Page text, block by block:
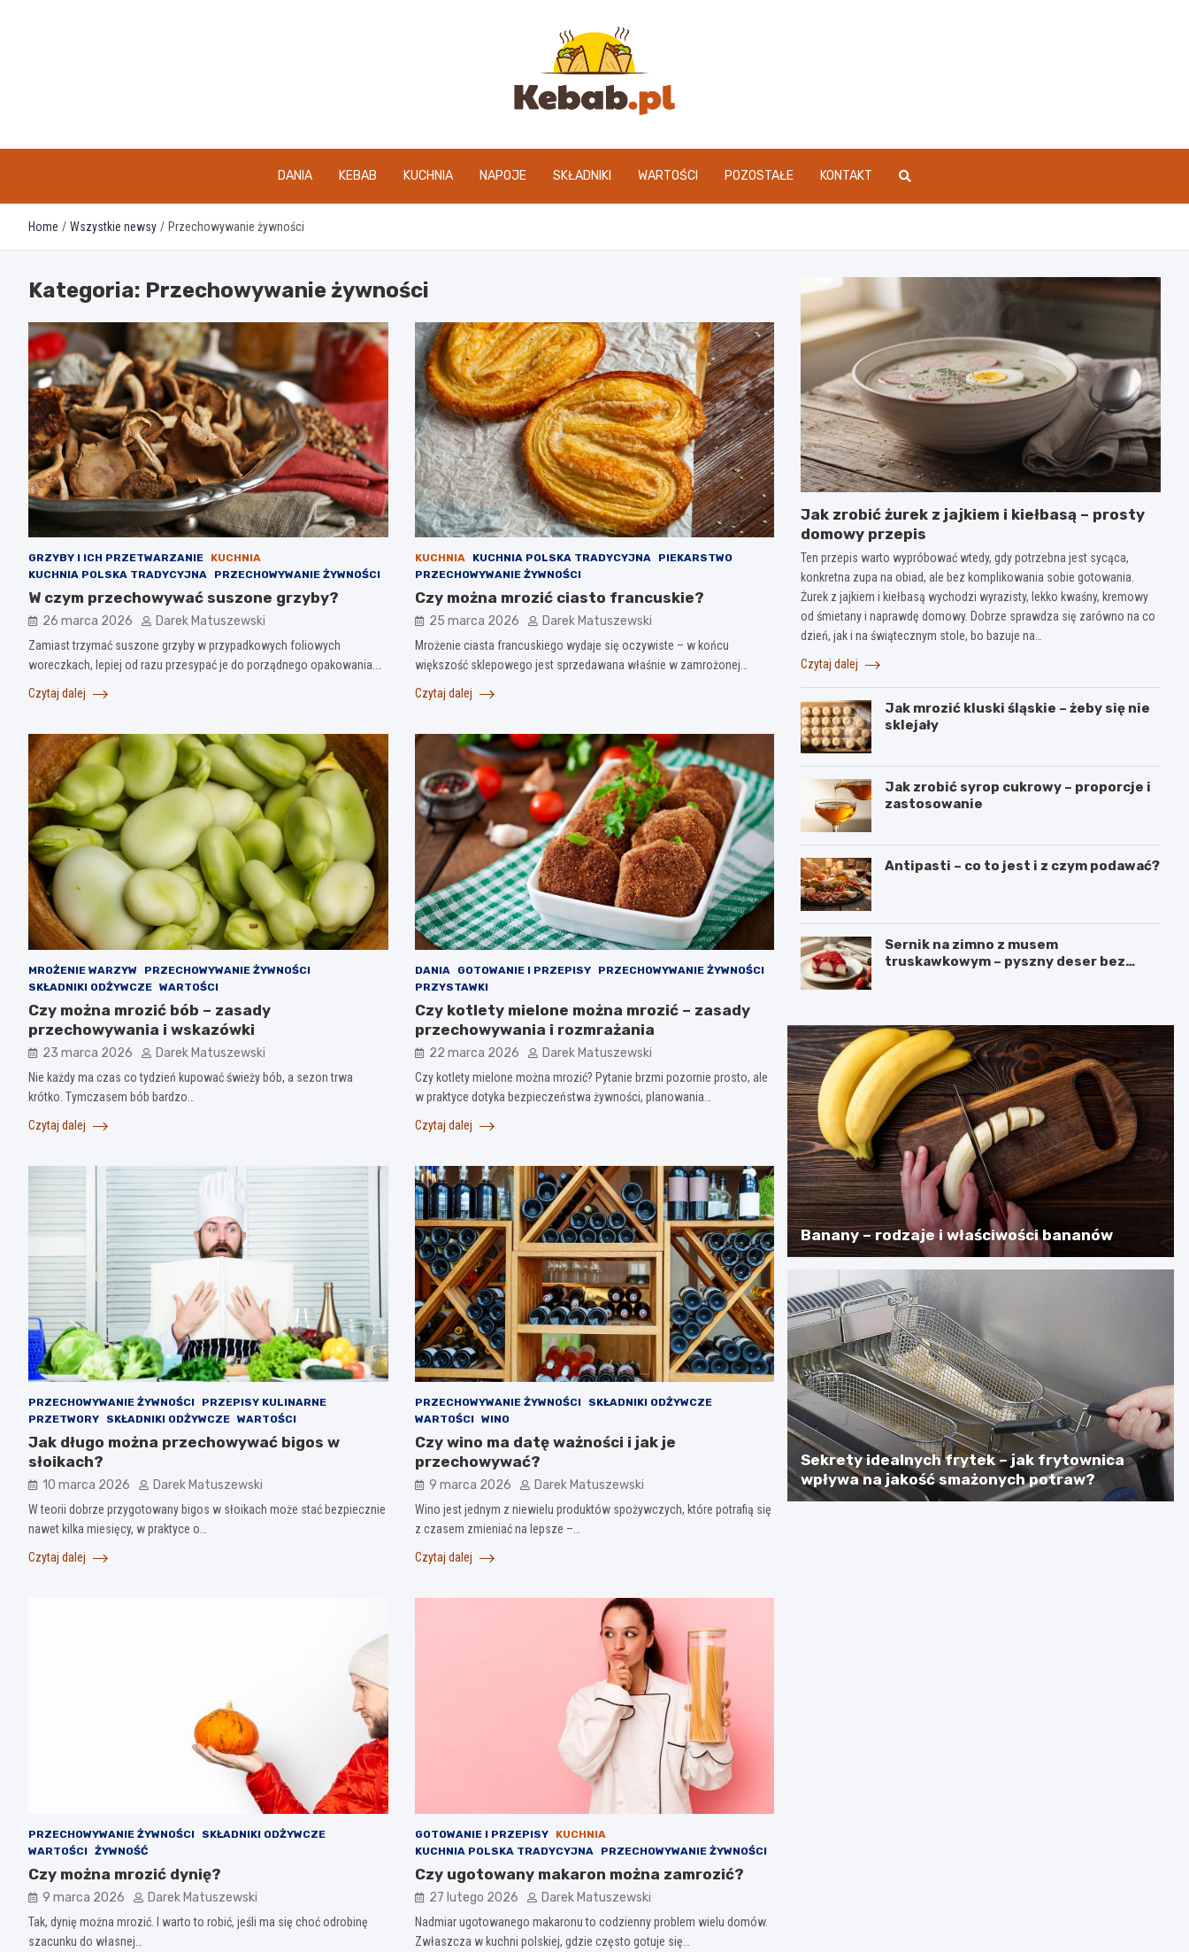
DANIA KEBAB KUCHNIA NAPOJE SKŁADNIKI WARTOŚCI POZOSTAŁE KONTAKT
Home Wszystkie newsy Przechowywanie żywności
Kategoria: Przechowywanie żywności
GRZYBY I ICH PRZETWARZANIE
KUCHNIA
KUCHNIA POLSKA TRADYCYJNA
PRZECHOWYWANIE ŻYWNOŚCI
W czym przechowywać suszone grzyby?
26 marca 2026 Darek Matuszewski
Zamiast trzymać suszone grzyby w przypadkowych foliowych
woreczkach, lepiej od razu przesypać je do porządnego opakowania.…
Czytaj dalej
KUCHNIA KUCHNIA POLSKA TRADYCYJNA
PIEKARSTWO
PRZECHOWYWANIE ŻYWNOŚCI
Czy można mrozić ciasto francuskie?
25 marca 2026 Darek Matuszewski
Mrożenie ciasta francuskiego wydaje się oczywiste – w końcu
większość sklepowego jest sprzedawana właśnie w zamrożonej…
Czytaj dalej
MROŻENIE WARZYW
PRZECHOWYWANIE ŻYWNOŚCI
SKŁADNIKI ODŻYWCZE WARTOŚCI
Czy można mrozić bób – zasady
przechowywania i wskazówki
23 marca 2026 Darek Matuszewski
Nie każdy ma czas co tydzień kupować świeży bób, a sezon trwa
krótko. Tymczasem bób bardzo…
Czytaj dalej
DANIA GOTOWANIE I PRZEPISY
PRZECHOWYWANIE ŻYWNOŚCI
PRZYSTAWKI
Czy kotlety mielone można mrozić – zasady
przechowywania i rozmrażania
22 marca 2026 Darek Matuszewski
Czy kotlety mielone można mrozić? Pytanie brzmi pozornie prosto, ale
w praktyce dotyka bezpieczeństwa żywności, planowania…
Czytaj dalej
PRZECHOWYWANIE ŻYWNOŚCI
PRZEPISY KULINARNE
PRZETWORY
SKŁADNIKI ODŻYWCZE WARTOŚCI
Jak długo można przechowywać bigos w
słoikach?
10 marca 2026 Darek Matuszewski
W teorii dobrze przygotowany bigos w słoikach może stać bezpiecznie
nawet kilka miesięcy, w praktyce o…
Czytaj dalej
PRZECHOWYWANIE ŻYWNOŚCI
SKŁADNIKI ODŻYWCZE
WARTOŚCI
WINO
Czy wino ma datę ważności i jak je
przechowywać?
9 marca 2026 Darek Matuszewski
Wino jest jednym z niewielu produktów spożywczych, które potrafią się
z czasem zmieniać na lepsze –…
Czytaj dalej
PRZECHOWYWANIE ŻYWNOŚCI
SKŁADNIKI ODŻYWCZE
WARTOŚCI
ŻYWNOŚĆ
Czy można mrozić dynię?
9 marca 2026 Darek Matuszewski
Tak, dynię można mrozić. I warto to robić, jeśli ma się choć odrobinę
szacunku do własnej…
GOTOWANIE I PRZEPISY
KUCHNIA
KUCHNIA POLSKA TRADYCYJNA
PRZECHOWYWANIE ŻYWNOŚCI
Czy ugotowany makaron można zamrozić?
27 lutego 2026 Darek Matuszewski
Nadmiar ugotowanego makaronu to codzienny problem wielu domów.
Zwłaszcza w kuchni polskiej, gdzie często gotuje się…
Jak zrobić żurek z jajkiem i kiełbasą – prosty
domowy przepis
Ten przepis warto wypróbować wtedy, gdy potrzebna jest sycąca,
konkretna zupa na obiad, ale bez komplikowania sobie gotowania.
Żurek z jajkiem i kiełbasą wychodzi wyrazisty, lekko kwaśny, kremowy
od śmietany i naprawdę domowy. Dobrze sprawdza się zarówno na co
dzień, jak i na świątecznym stole, bo bazuje na…
Czytaj dalej
Jak mrozić kluski śląskie – żeby się nie
sklejały
Jak zrobić syrop cukrowy – proporcje i
zastosowanie
Antipasti – co to jest i z czym podawać?
Sernik na zimno z musem
truskawkowym – pyszny deser bez
Banany – rodzaje i właściwości bananów
Sekrety idealnych frytek – jak frytownica
wpływa na jakość smażonych potraw?